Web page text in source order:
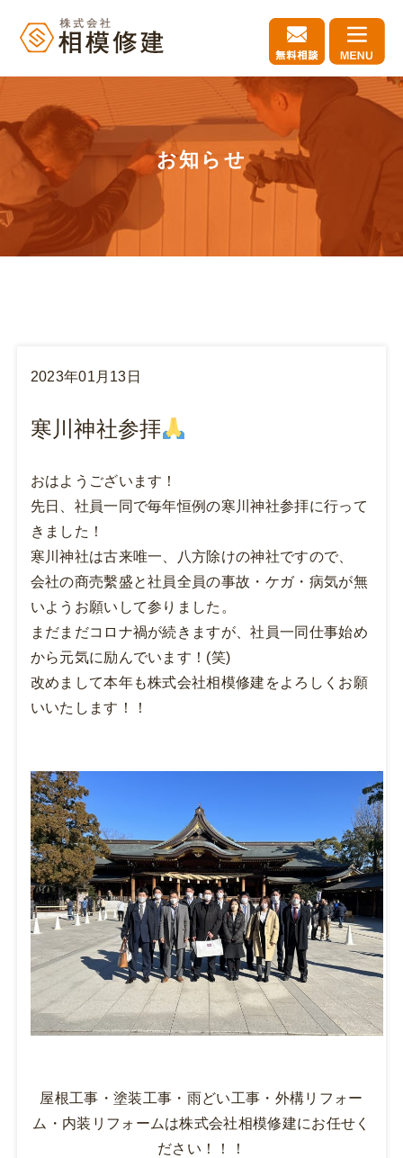
お知らせ
2023年01月13日
寒川神社参拝
おはようございます！
先日、社員一同で毎年恒例の寒川神社参拝に行って
きました！
寒川神社は古来唯一、八方除けの神社ですので、
会社の商売繫盛と社員全員の事故・ケガ・病気が無
いようお願いして参りました。
まだまだコロナ禍が続きますが、社員一同仕事始め
から元気に励んでいます！(笑)
改めまして本年も株式会社相模修建をよろしくお願
いいたします！！
屋根工事・塗装工事・雨どい工事・外構リフォー
ム・内装リフォームは株式会社相模修建にお任せく
ださい！！！